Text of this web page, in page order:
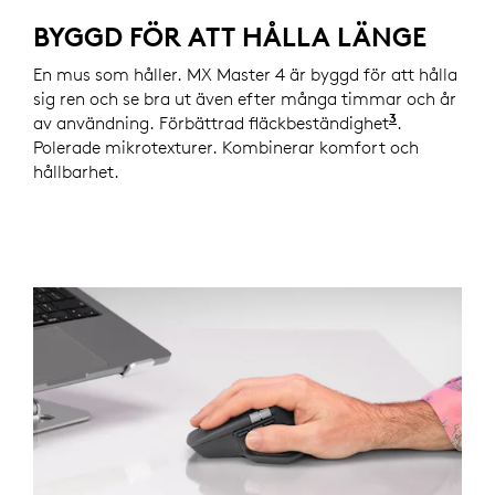
BYGGD FÖR ATT HÅLLA LÄNGE
En mus som håller. MX Master 4 är byggd för att hålla
sig ren och se bra ut även efter många timmar och år
av användning. Förbättrad fläckbeständighet3Jämfört
.
Polerade mikrotexturer. Kombinerar komfort och
hållbarhet.